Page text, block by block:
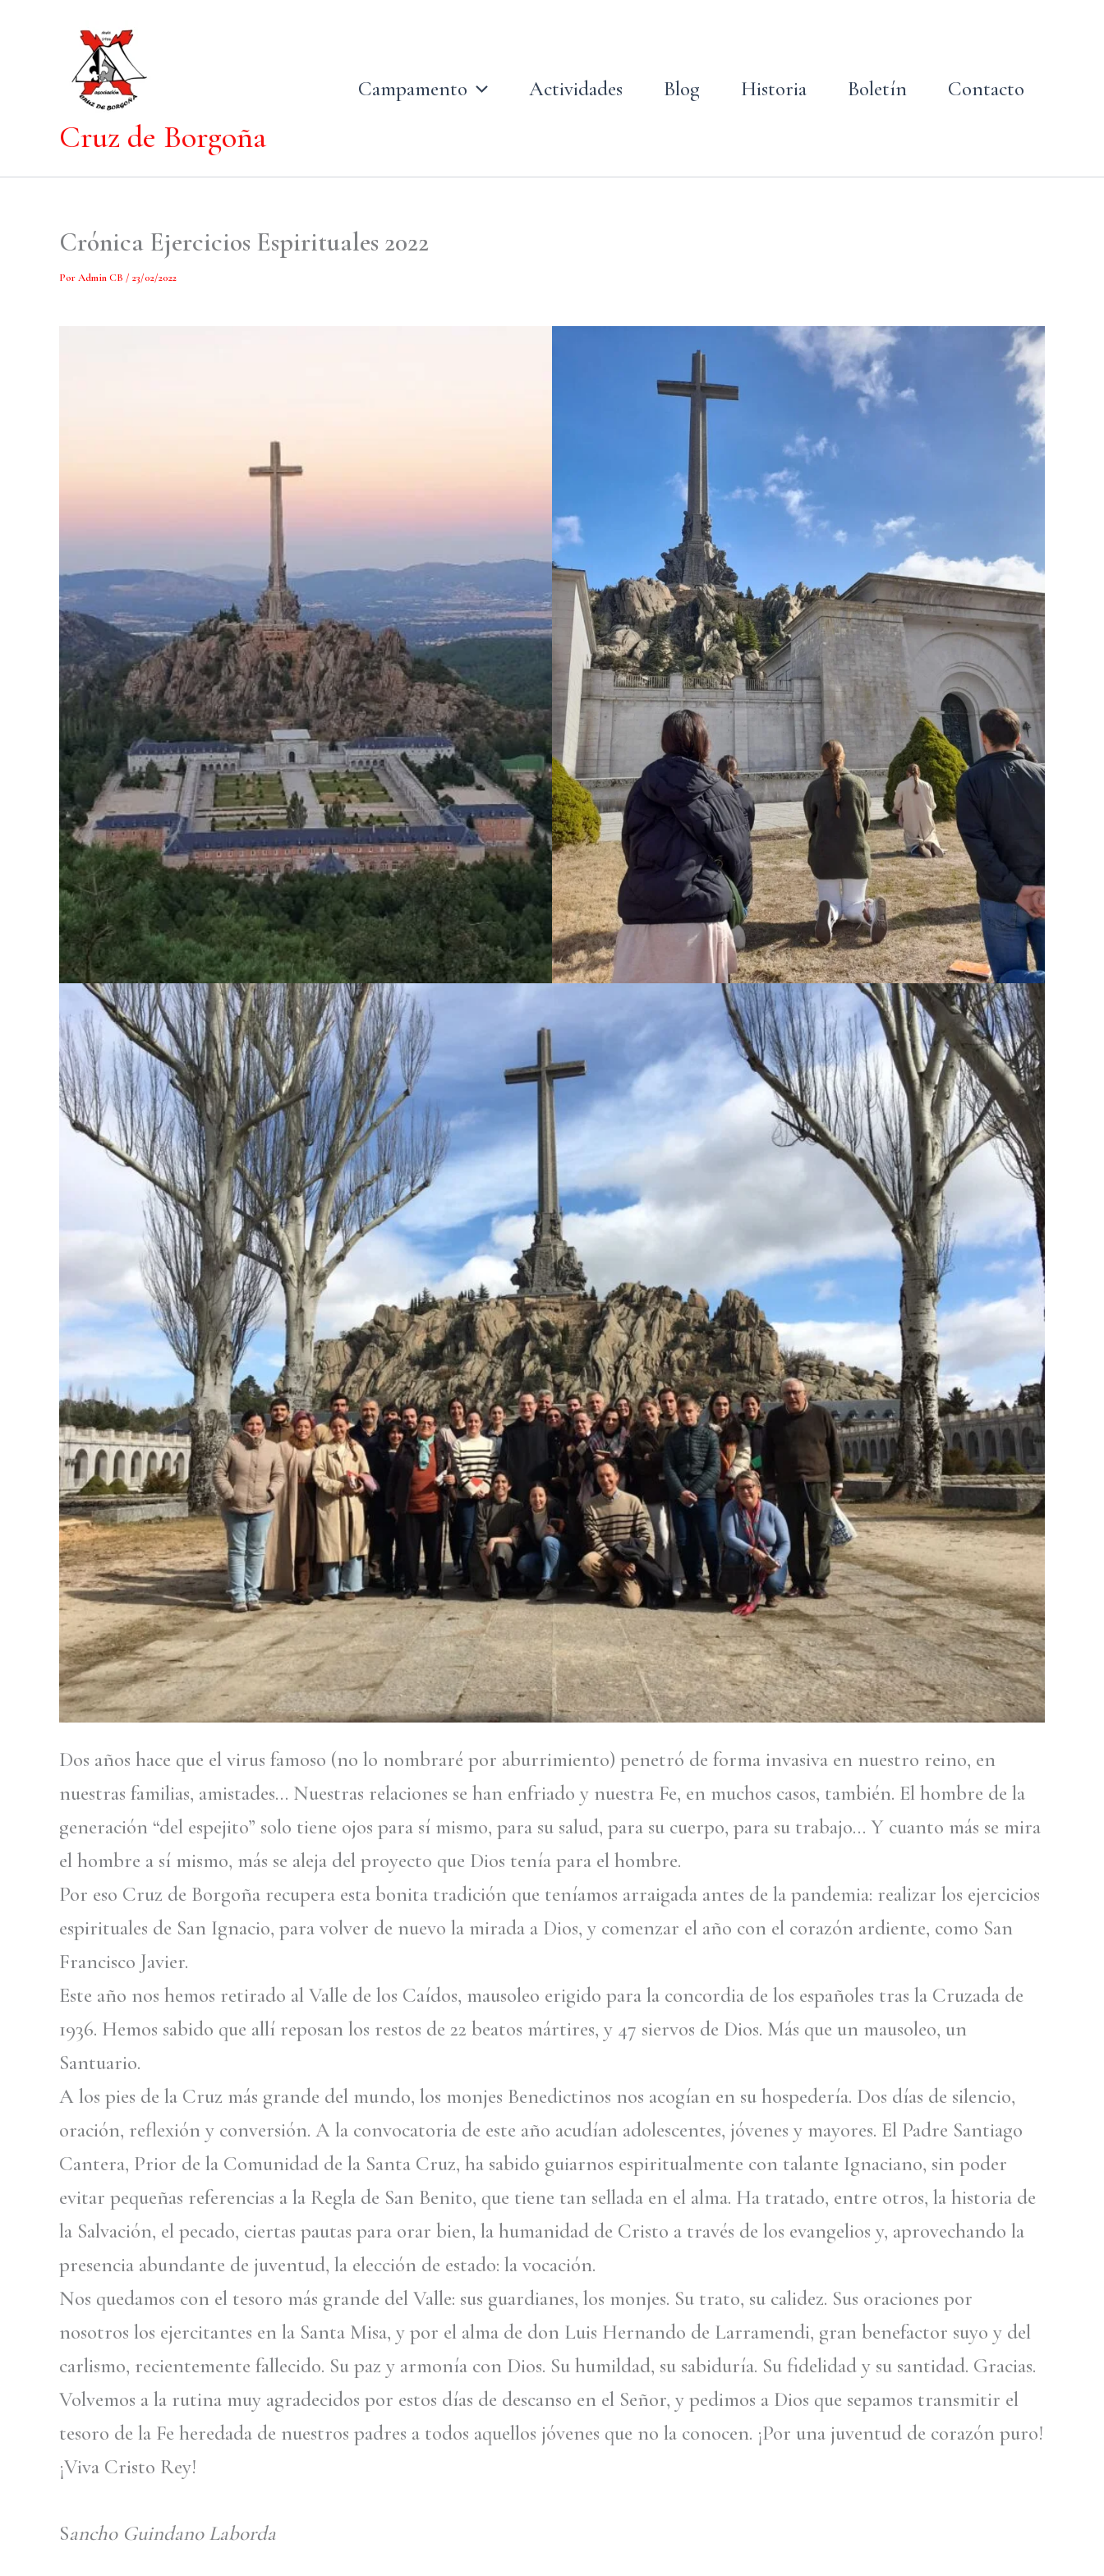
contenido
Cruz de Borgoña
Campamento Actividades Blog Historia Boletín Contacto
Crónica Ejercicios Espirituales 2022
PorAdmin CB / 23/02/2022
Dos años hace que el virus famoso (no lo nombraré por aburrimiento) penetró de forma invasiva en nuestro reino, en
nuestras familias, amistades… Nuestras relaciones se han enfriado y nuestra Fe, en muchos casos, también. El hombre de la
generación “del espejito” solo tiene ojos para sí mismo, para su salud, para su cuerpo, para su trabajo… Y cuanto más se mira
el hombre a sí mismo, más se aleja del proyecto que Dios tenía para el hombre.
Por eso Cruz de Borgoña recupera esta bonita tradición que teníamos arraigada antes de la pandemia: realizar los ejercicios
espirituales de San Ignacio, para volver de nuevo la mirada a Dios, y comenzar el año con el corazón ardiente, como San
Francisco Javier.
Este año nos hemos retirado al Valle de los Caídos, mausoleo erigido para la concordia de los españoles tras la Cruzada de
1936. Hemos sabido que allí reposan los restos de 22 beatos mártires, y 47 siervos de Dios. Más que un mausoleo, un
Santuario.
A los pies de la Cruz más grande del mundo, los monjes Benedictinos nos acogían en su hospedería. Dos días de silencio,
oración, reflexión y conversión. A la convocatoria de este año acudían adolescentes, jóvenes y mayores. El Padre Santiago
Cantera, Prior de la Comunidad de la Santa Cruz, ha sabido guiarnos espiritualmente con talante Ignaciano, sin poder
evitar pequeñas referencias a la Regla de San Benito, que tiene tan sellada en el alma. Ha tratado, entre otros, la historia de
la Salvación, el pecado, ciertas pautas para orar bien, la humanidad de Cristo a través de los evangelios y, aprovechando la
presencia abundante de juventud, la elección de estado: la vocación.
Nos quedamos con el tesoro más grande del Valle: sus guardianes, los monjes. Su trato, su calidez. Sus oraciones por
nosotros los ejercitantes en la Santa Misa, y por el alma de don Luis Hernando de Larramendi, gran benefactor suyo y del
carlismo, recientemente fallecido. Su paz y armonía con Dios. Su humildad, su sabiduría. Su fidelidad y su santidad. Gracias.
Volvemos a la rutina muy agradecidos por estos días de descanso en el Señor, y pedimos a Dios que sepamos transmitir el
tesoro de la Fe heredada de nuestros padres a todos aquellos jóvenes que no la conocen. ¡Por una juventud de corazón puro!
¡Viva Cristo Rey!
Sancho Guindano Laborda